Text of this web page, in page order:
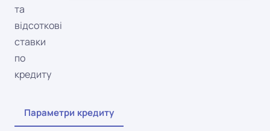
та
відсоткові
ставки
по
кредиту
Параметри кредиту